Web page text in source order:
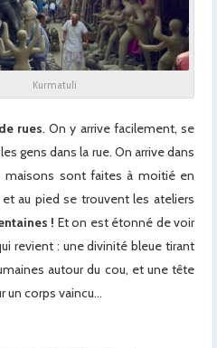
Kurmatuli
rues. On y arrive facilement, se
gens dans la rue. On arrive dans
maisons sont faites à moitié en
au pied se trouvent les ateliers
! Et on est étonné de voir
revient : une divinité bleue tirant
autour du cou, et une tête
un corps vaincu…